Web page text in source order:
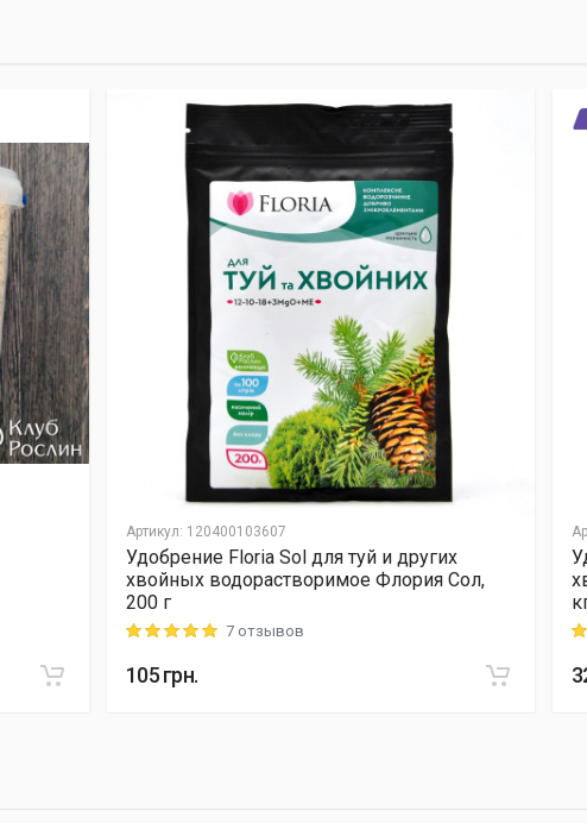
Артикул: 120400103607
Удобрение Floria Sol для туй и других
хвойных водорастворимое Флория Сол,
200 г
Rating: 5 out of 57 отзывов
105грн.